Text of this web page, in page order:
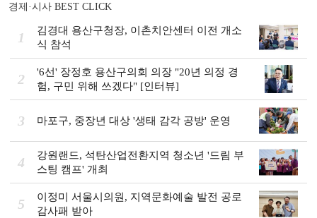
경제·시사 BEST CLICK
1
김경대 용산구청장, 이촌치안센터 이전 개소
식 참석
2
'6선' 장정호 용산구의회 의장 "20년 의정 경
험, 구민 위해 쓰겠다" [인터뷰]
3 마포구, 중장년 대상 '생태 감각 공방' 운영
4
강원랜드, 석탄산업전환지역 청소년 '드림 부
스팅 캠프' 개최
5
이정미 서울시의원, 지역문화예술 발전 공로
감사패 받아